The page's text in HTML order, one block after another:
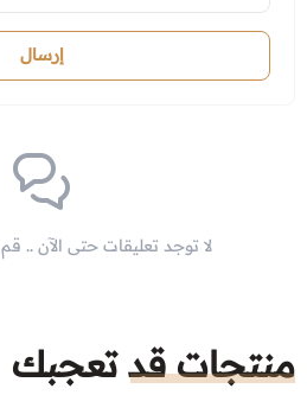
لا توجد تعليقات حتى الآن ..
إرسال
منتجات قد تعجبك